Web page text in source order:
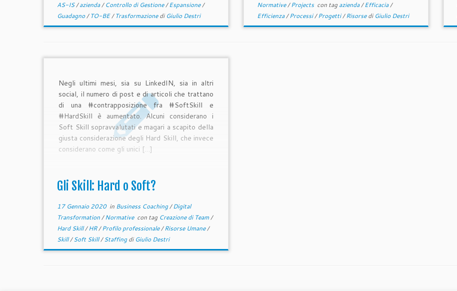
AS-IS/azienda/Controllo di Gestione/Espansione/
Guadagno/TO-BE/Trasformazionedi Giulio Destri
Normative/Projects con tagazienda/Efficacia/
Efficienza/Processi/Progetti/Risorsedi Giulio Destri
Negli ultimi mesi, sia su LinkedIN, sia in altri
social, il numero di post e di articoli che trattano
di una #contrapposizione fra #SoftSkill e
#HardSkill è aumentato. Alcuni considerano i
Soft Skill sopravvalutati e magari a scapito della
giusta considerazione degli Hard Skill, che invece
considerano come gli unici […]
Gli Skill: Hard o Soft?
17 Gennaio 2020in Business Coaching/Digital
Transformation/Normative con tag Creazione di Team/
Hard Skill/HR/Profilo professionale/Risorse Umane/
Skill/Soft Skill/Staffingdi Giulio Destri